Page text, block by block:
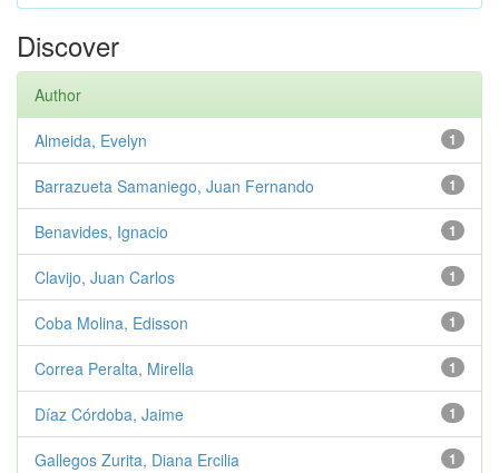
Discover
Author
1
Almeida, Evelyn
1
Barrazueta Samaniego, Juan Fernando
1
Benavides, Ignacio
1
Clavijo, Juan Carlos
1
Coba Molina, Edisson
1
Correa Peralta, Mirella
1
Díaz Córdoba, Jaime
1
Gallegos Zurita, Diana Ercilia